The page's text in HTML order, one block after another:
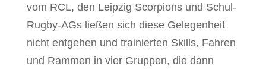
vom RCL, den Leipzig Scorpions und Schul-
Rugby-AGs ließen sich diese Gelegenheit
nicht entgehen und trainierten Skills, Fahren
und Rammen in vier Gruppen, die dann